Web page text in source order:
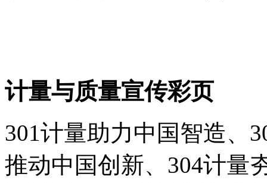
计量与质量宣传彩页
301计量助力中国智造、
推动中国创新、304计量